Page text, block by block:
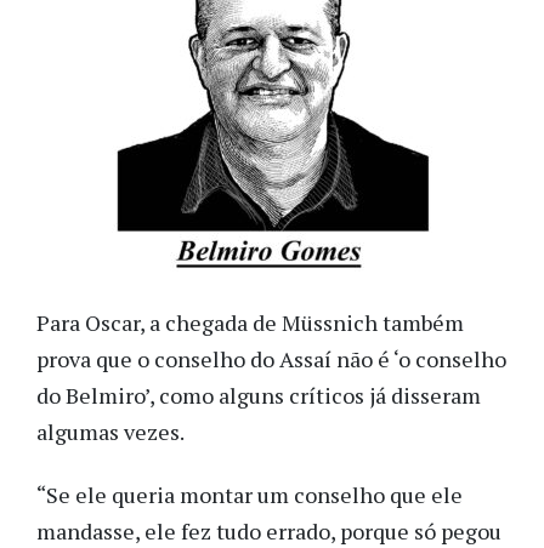
Para Oscar, a chegada de Müssnich também
prova que o conselho do Assaí não é ‘o conselho
do Belmiro’, como alguns críticos já disseram
algumas vezes.
“Se ele queria montar um conselho que ele
mandasse, ele fez tudo errado, porque só pegou